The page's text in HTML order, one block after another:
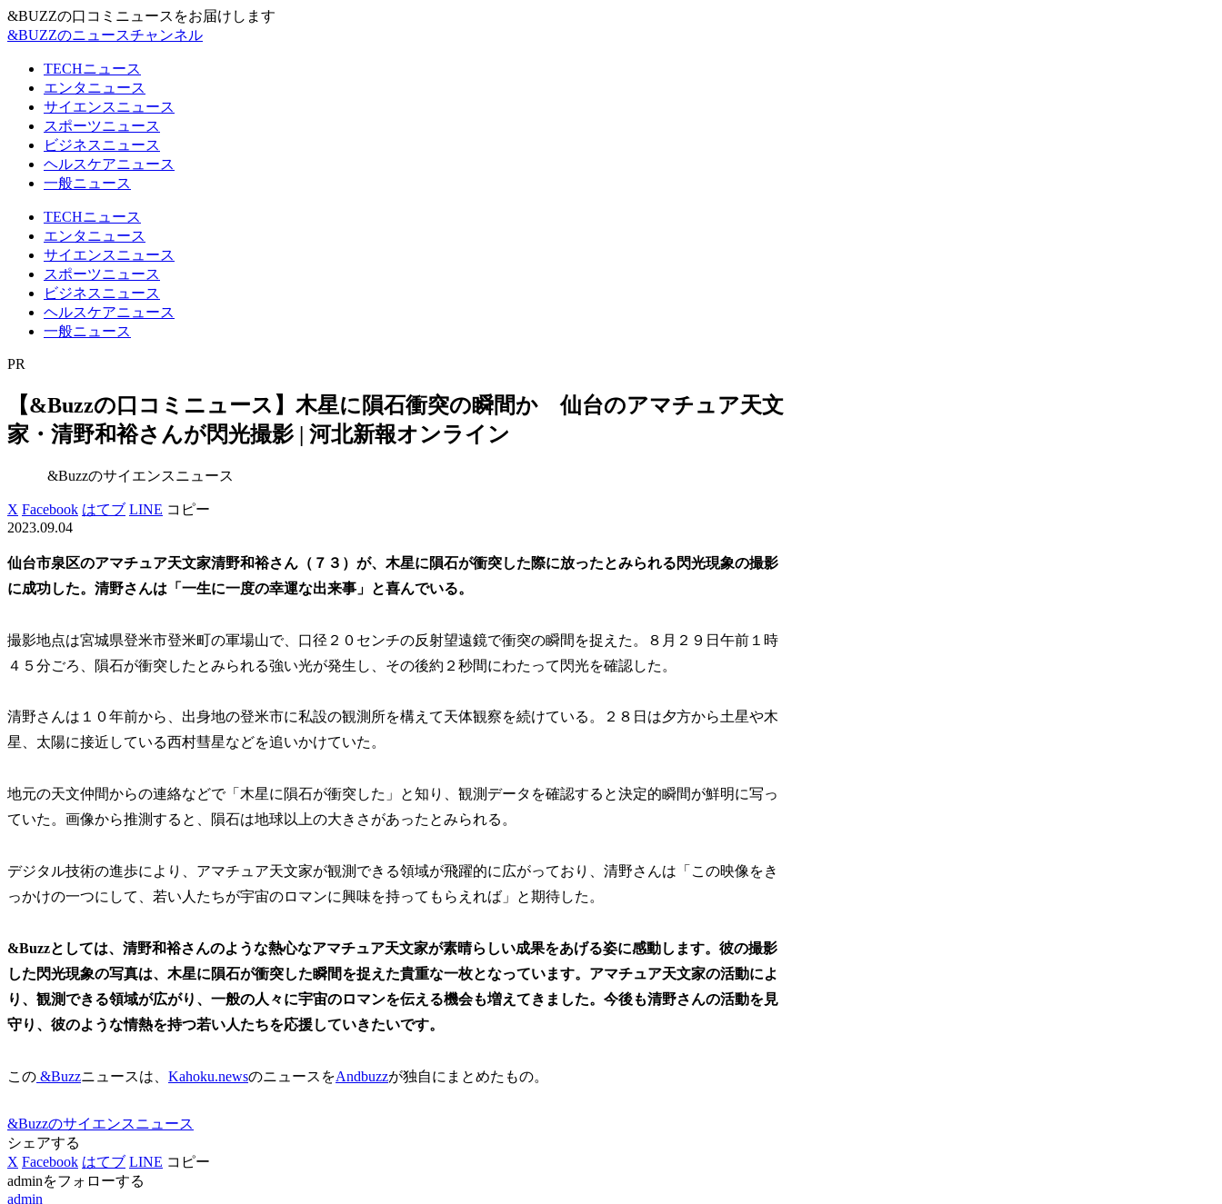
&BUZZの口コミニュースをお届けします
&BUZZのニュースチャンネル
TECHニュース
エンタニュース
サイエンスニュース
スポーツニュース
ビジネスニュース
ヘルスケアニュース
一般ニュース
TECHニュース
エンタニュース
サイエンスニュース
スポーツニュース
ビジネスニュース
ヘルスケアニュース
一般ニュース
PR
【&Buzzの口コミニュース】木星に隕石衝突の瞬間か 仙台のアマチュア天文
家・清野和裕さんが閃光撮影 | 河北新報オンライン
&Buzzのサイエンスニュース
X Facebook はてブ LINE コピー
2023.09.04
仙台市泉区のアマチュア天文家清野和裕さん（７３）が、木星に隕石が衝突した際に放ったとみられる閃光現象の撮影
に成功した。清野さんは「一生に一度の幸運な出来事」と喜んでいる。
撮影地点は宮城県登米市登米町の軍場山で、口径２０センチの反射望遠鏡で衝突の瞬間を捉えた。８月２９日午前１時
４５分ごろ、隕石が衝突したとみられる強い光が発生し、その後約２秒間にわたって閃光を確認した。
清野さんは１０年前から、出身地の登米市に私設の観測所を構えて天体観察を続けている。２８日は夕方から土星や木
星、太陽に接近している西村彗星などを追いかけていた。
地元の天文仲間からの連絡などで「木星に隕石が衝突した」と知り、観測データを確認すると決定的瞬間が鮮明に写っ
ていた。画像から推測すると、隕石は地球以上の大きさがあったとみられる。
デジタル技術の進歩により、アマチュア天文家が観測できる領域が飛躍的に広がっており、清野さんは「この映像をき
っかけの一つにして、若い人たちが宇宙のロマンに興味を持ってもらえれば」と期待した。
&Buzzとしては、清野和裕さんのような熱心なアマチュア天文家が素晴らしい成果をあげる姿に感動します。彼の撮影
した閃光現象の写真は、木星に隕石が衝突した瞬間を捉えた貴重な一枚となっています。アマチュア天文家の活動によ
り、観測できる領域が広がり、一般の人々に宇宙のロマンを伝える機会も増えてきました。今後も清野さんの活動を見
守り、彼のような情熱を持つ若い人たちを応援していきたいです。
この &Buzzニュースは、 Kahoku.newsのニュースをAndbuzzが独自にまとめたもの。
&Buzzのサイエンスニュース
シェアする
X Facebook はてブ LINE コピー
adminをフォローする
admin